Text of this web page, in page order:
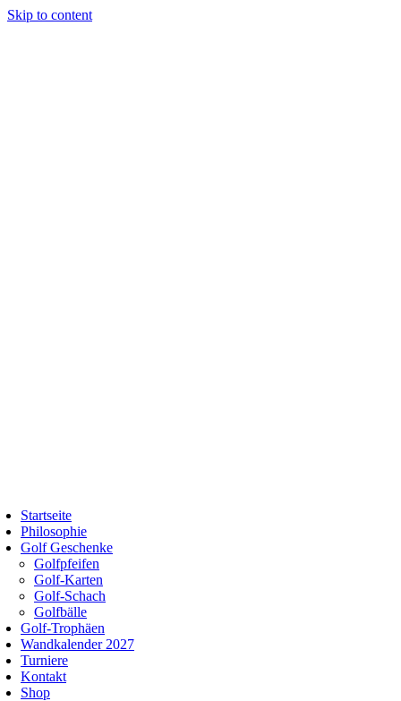
Skip to content
Startseite
Philosophie
Golf Geschenke
Golfpfeifen
Golf-Karten
Golf-Schach
Golfbälle
Golf-Trophäen
Wandkalender 2027
Turniere
Kontakt
Shop